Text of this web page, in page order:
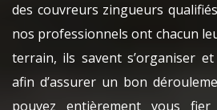
des couvreurs zingueurs
nos professionnels ont chacun
terrain, ils savent s’organiser
afin d’assurer un bon
pouvez entièrement vous